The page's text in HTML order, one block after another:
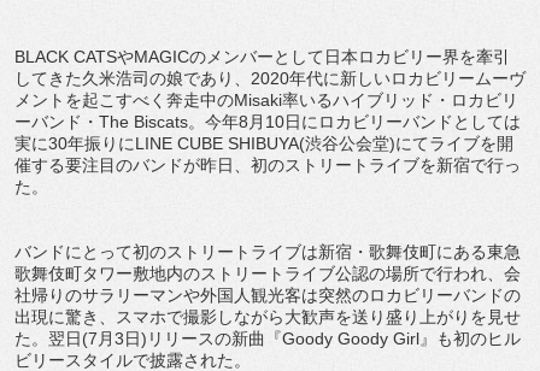
BLACK CATSやMAGICのメンバーとして日本ロカビリー界を牽引
してきた久米浩司の娘であり、 2020年代に新しいロカビリームーヴ
メントを起こすべく奔走中のMisaki率いるハイブリッド・ ロカビリ
ーバンド・ The Biscats。今年8月 10日にロカビリーバンドとしては
実に30年振りにLINE CUBE SHIBUYA(渋谷公会堂)にてライブを開
催する要注目のバン ドが昨日、初のストリートライブを新宿で行っ
た。
バンドにとって初のストリートライブは新宿・ 歌舞伎町にある東急
歌舞伎町タワー敷地内のストリートライブ公認の場所で行われ、 会
社帰りのサラリーマンや外国人観光客は突然のロカビリーバンドの
出現に驚き、
スマホで撮影しながら大歓声を送り盛り上がりを見せ
た。翌日(7 月3日) リリースの新曲『Goody Goody Girl』も初のヒル
ビリースタイルで披露された。